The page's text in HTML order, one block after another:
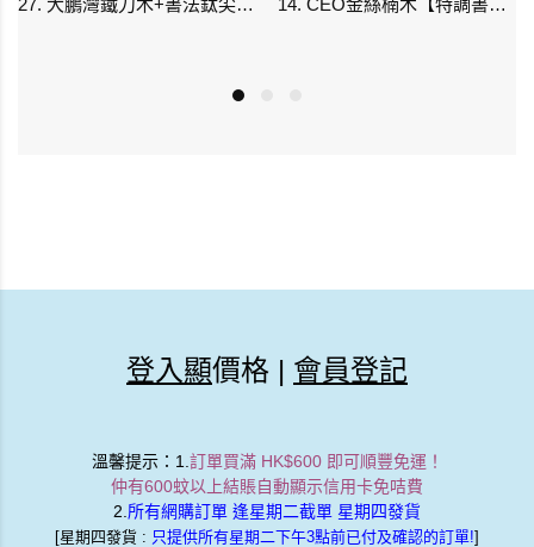
27. 大鵬灣鐵刀木+書法鈦尖 (現貨) 14. CEO金絲楠木【特調書法鈦尖】 (現貨)
Kaweco LUNAR SPORT Mechanical Pencil Shadow Green 0.7 mm
登入顯價格 | 會員登記
溫馨提示：1. 訂單買滿 HK$600 即可順豐免運！
仲有600蚊以上結賬自動顯示信用卡免咭費
2. 所有網購訂單 逢星期二截單 星期四發貨
[星期四發貨 : 只提供所有星期二下午3點前已付及確認的訂單!]